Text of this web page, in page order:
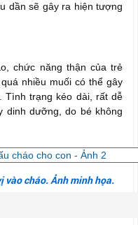
dần sẽ gây ra hiện tượng
chức năng thận của trẻ
nhiều muối có thể gây
Tình trạng kéo dài, rất dễ
dinh dưỡng, do bé không
vào cháo. Ảnh minh họa.